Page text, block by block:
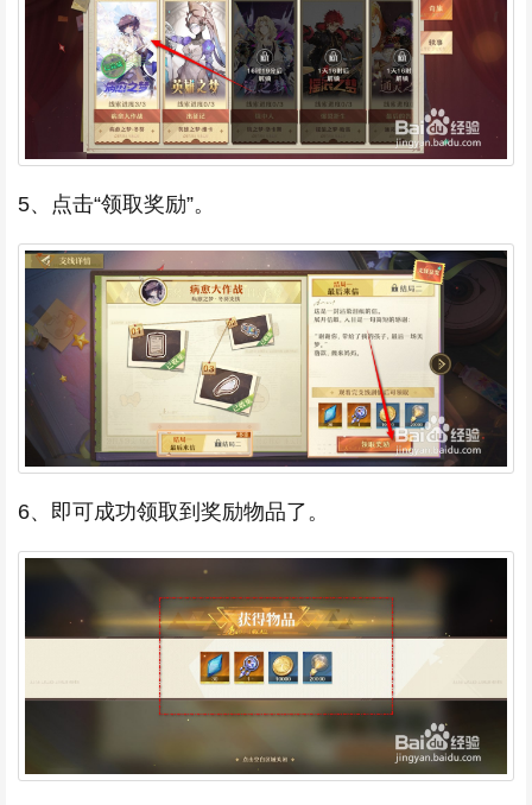
5、点击“领取奖励”。
6、即可成功领取到奖励物品了。